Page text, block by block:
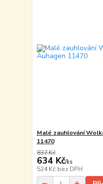
Malé zauhlování
11470
837 Kč
634 Kč/ks
524 Kč bez DPH